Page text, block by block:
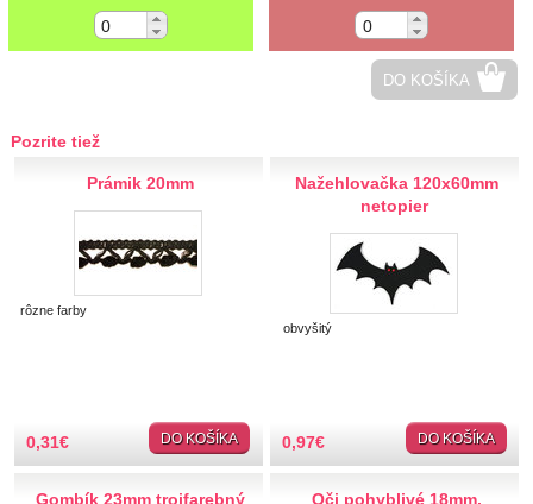
Ihly a špendlíky
Látky-metráž
Lemovky
Pásik šikmý, záčistka
Chránitko nohavicové
Hadovka, zúbkovka
Borty štrasové, plastové
DO KOŠÍKA
Pozrite tiež
Prámik 20mm
rôzne farby
0,31€ DO KOŠÍKA
Nažehlovačka 120x60mm
netopier
obvyšitý
0,97€ DO KOŠÍKA
Gombík 23mm trojfarebný Oči pohyblivé 18mm,